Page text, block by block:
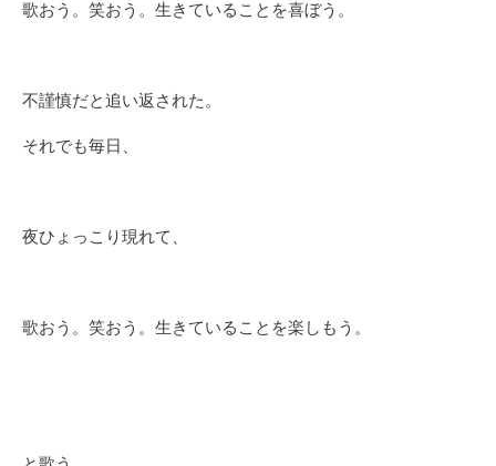
歌おう。笑おう。生きていることを喜ぼう。
不謹慎だと追い返された。
それでも毎日、
夜ひょっこり現れて、
歌おう。笑おう。生きていることを楽しもう。